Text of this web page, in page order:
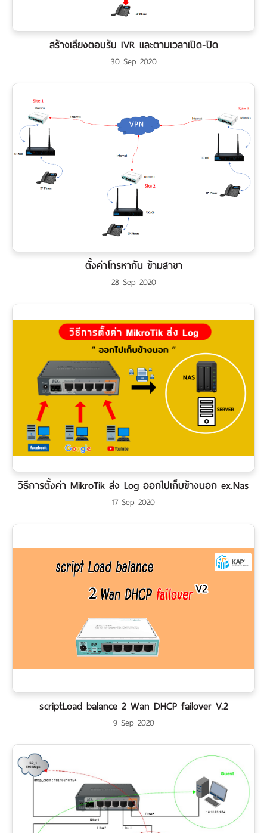
สร้างเสียงตอบรับ IVR และตามเวลาเปิด-ปิด
30 Sep 2020
ตั้งค่าโทรหากัน ข้ามสาขา
28 Sep 2020
วิธีการตั้งค่า MikroTik ส่ง Log ออกไปเก็บข้างนอก ex.Nas
17 Sep 2020
scriptLoad balance 2 Wan DHCP failover V.2
9 Sep 2020